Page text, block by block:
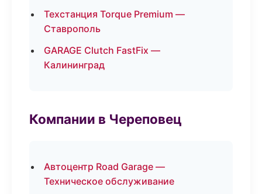
Техстанция Torque Premium —
Ставрополь
GARAGE Clutch FastFix —
Калининград
Компании в Череповец
Автоцентр Road Garage —
Техническое обслуживание